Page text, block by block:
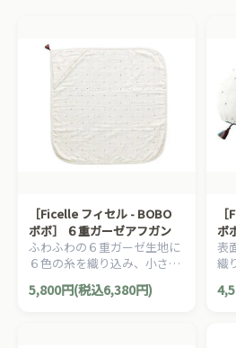
［Ficelle フィセル - BOBO
ボボ］ ６重ガーゼアフガン
ふわふわの６重ガーゼ生地に
６色の糸を織り込み、小さな
クロス柄を表現したアフガン
です。
5,800円(税込6,380円)
ボ
ン
表
織
か